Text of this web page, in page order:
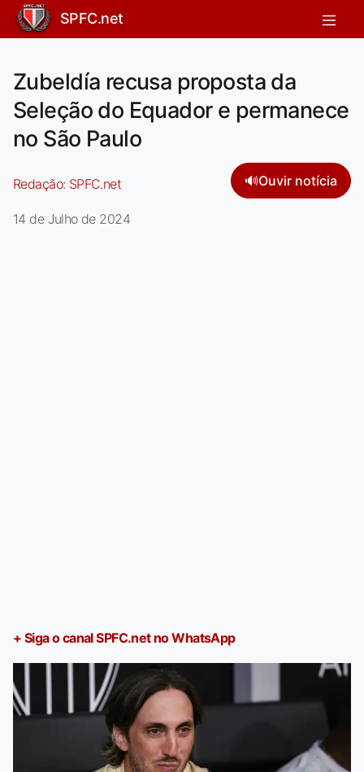
SPFC.net
Zubeldía recusa proposta da
Seleção do Equador e permanece
no São Paulo
Redação: SPFC.net 🔊Ouvir notícia
14 de Julho de 2024
+ Siga o canal SPFC.net no WhatsApp